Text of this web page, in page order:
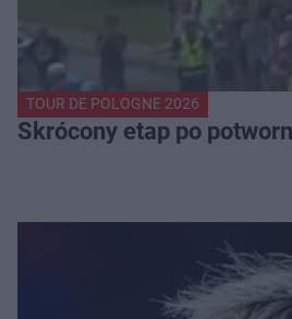
TOUR DE POLOGNE 2026
Skrócony etap po